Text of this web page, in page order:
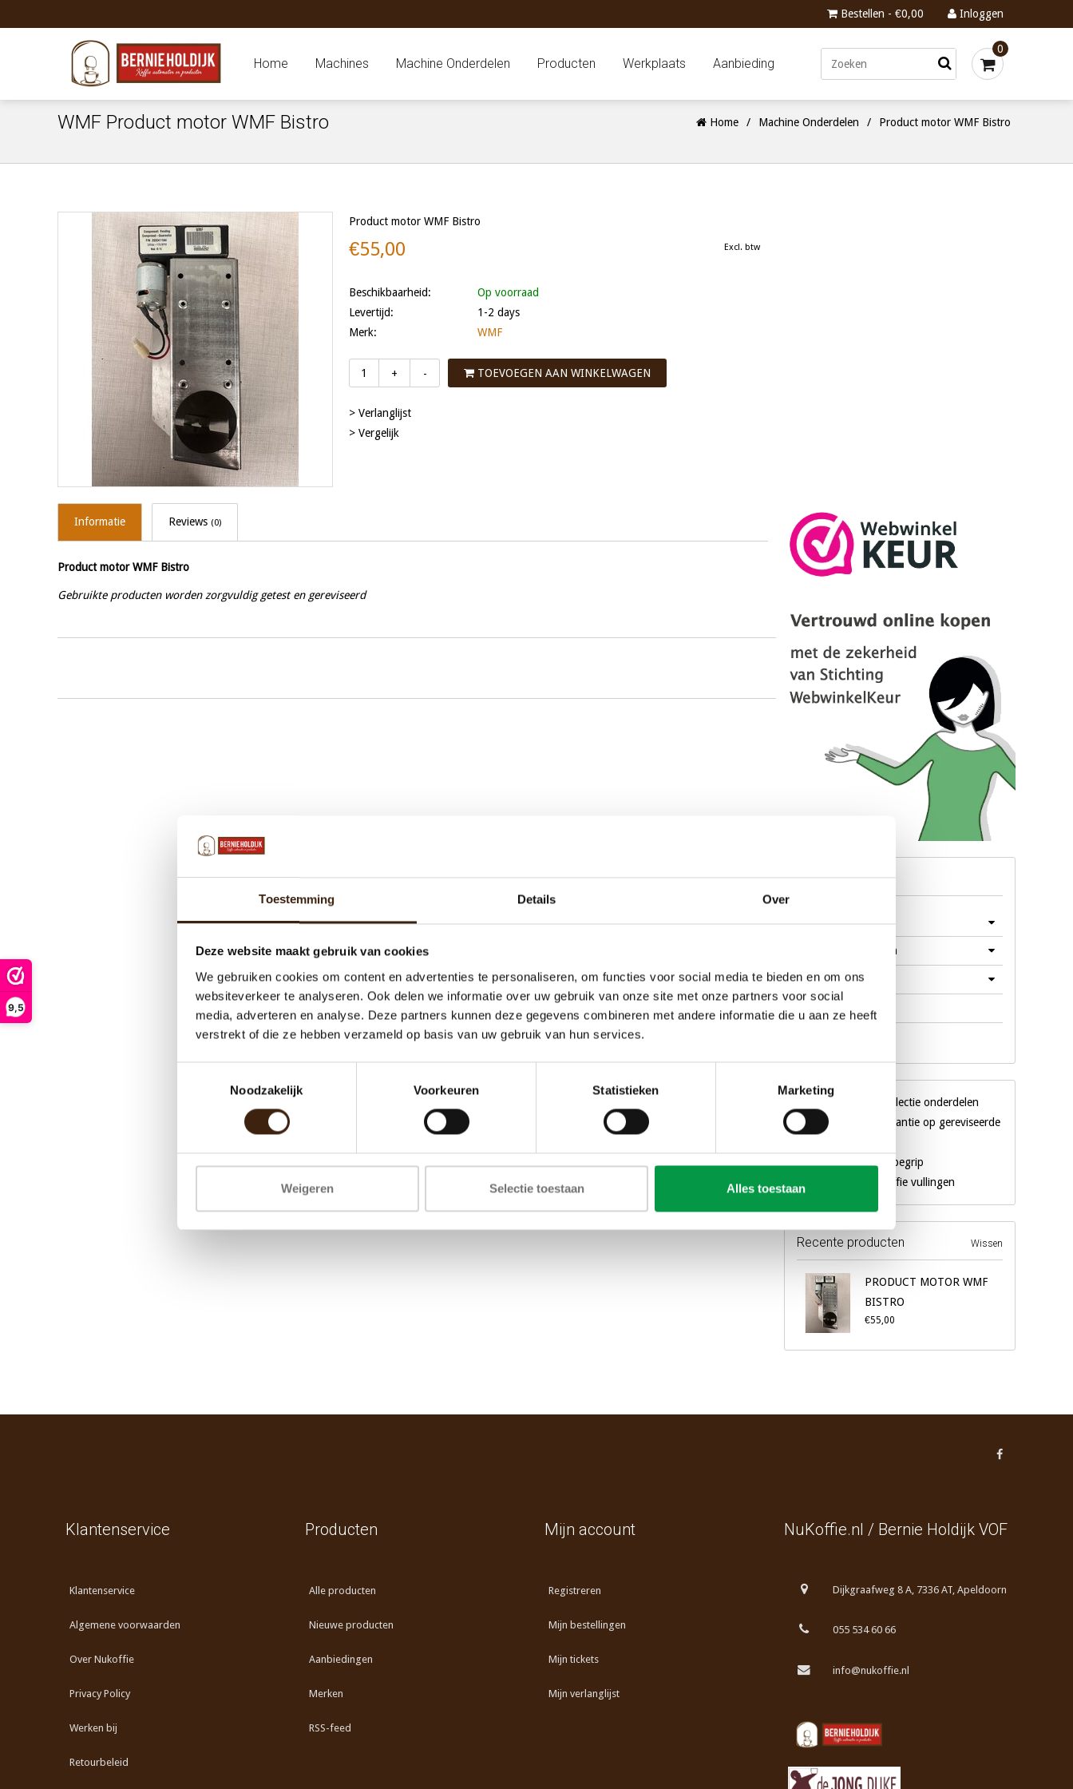
Toestemming Details Over
Deze website maakt gebruik van cookies
We gebruiken cookies om content en advertenties te personaliseren, om functies voor social media te bieden en om ons
websiteverkeer te analyseren. Ook delen we informatie over uw gebruik van onze site met onze partners voor social
media, adverteren en analyse. Deze partners kunnen deze gegevens combineren met andere informatie die u aan ze heeft
verstrekt of die ze hebben verzameld op basis van uw gebruik van hun services.
Noodzakelijk
Voorkeuren Statistieken Marketing
Weigeren Selectie toestaan Alles toestaan
9,5
Bestellen - €0,00 Inloggen
Home Machines Machine Onderdelen Producten Werkplaats Aanbieding
0
WMF Product motor WMF Bistro Home / Machine Onderdelen / Product motor WMF Bistro
Product motor WMF Bistro
€55,00 Excl. btw
Beschikbaarheid:
Op voorraad
Levertijd:
1-2 days
Merk:
WMF
+ - TOEVOEGEN AAN WINKELWAGEN
> Verlanglijst
> Vergelijk
Informatie Reviews (0)
Product motor WMF Bistro
Gebruikte producten worden zorgvuldig getest en gereviseerd
Menu
Machines
Machine Onderdelen
Producten
Gigantische collectie onderdelen
3 maanden garantie op gereviseerde
Al 18 jaar een begrip
Eigen merk koffie vullingen
Recente producten Wissen
PRODUCT MOTOR WMF
BISTRO
€55,00
Klantenservice
Klantenservice
Algemene voorwaarden
Over Nukoffie
Privacy Policy
Werken bij
Retourbeleid
Producten
Alle producten
Nieuwe producten
Aanbiedingen
Merken
RSS-feed
Mijn account
Registreren
Mijn bestellingen
Mijn tickets
Mijn verlanglijst
NuKoffie.nl / Bernie Holdijk VOF
Dijkgraafweg 8 A, 7336 AT, Apeldoorn
055 534 60 66
info@nukoffie.nl